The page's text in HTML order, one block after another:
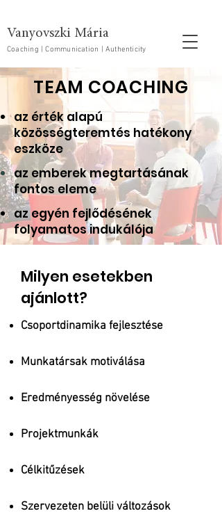
Vanyovszki Mária
Coaching | Communication | Authenticity
TEAM COACHING
az érték alapú
közösségteremtés hatékony
eszköze
az emberek megtartásának
fontos eleme
az egyén fejlődésének
folyamatos indukálója
Milyen esetekben
ajánlott?
Csoportdinamika fejlesztése
Munkatársak motiválása
Eredményesség növelése
Projektmunkák
Célkitűzések
Szervezeten belüli változások